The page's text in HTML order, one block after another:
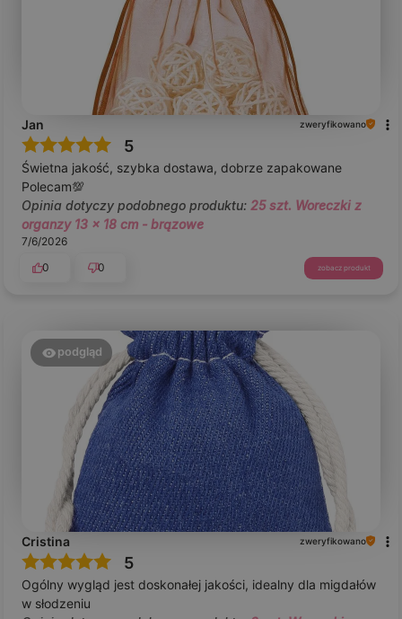
Jan zweryfikowano
5
Świetna jakość, szybka dostawa, dobrze zapakowane
Polecam💯
Opinia dotyczy podobnego produktu: 25 szt. Woreczki z
organzy 13 x 18 cm - brązowe
7/6/2026
0
0 zobacz produkt
podgląd
Cristina zweryfikowano
5
Ogólny wygląd jest doskonałej jakości, idealny dla migdałów
w słodzeniu